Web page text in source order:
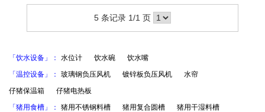
比塑料材质和水泥槽更加，使用寿命10年。
5 条记录 1/1 页
「饮水设备」： 水位计 饮水碗
饮水嘴
「温控设备」：
玻璃钢负压风机 镀锌板负压风机
水帘
仔猪保温箱
仔猪电热板
「猪用食槽」：
猪用不锈钢料槽 猪用复合圆槽
猪用干湿料槽